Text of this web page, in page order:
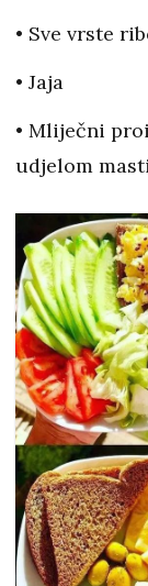
• Sve vrste
• Jaja
• Mliječni
udjelom